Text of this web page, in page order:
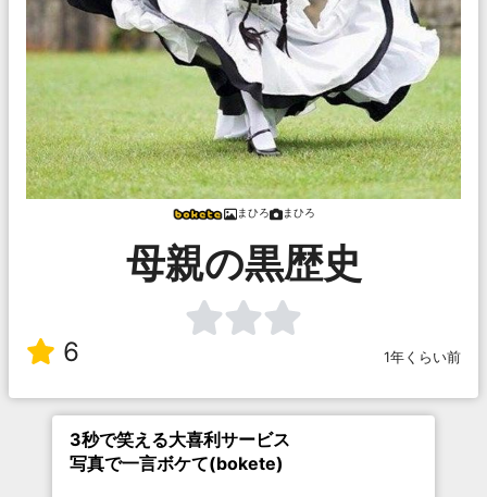
まひろ まひろ
母親の黒歴史
6 1年くらい前
3秒で笑える大喜利サービス
写真で一言ボケて(bokete)